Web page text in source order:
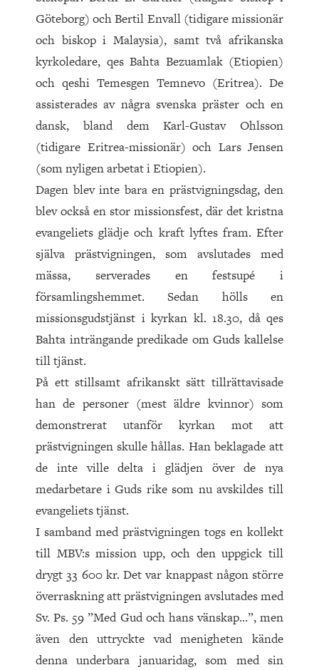
Göteborg) och Bertil Envall (tidigare missionär
och biskop i Malaysia), samt två afrikanska
kyrkoledare, qes Bahta Bezuamlak (Etiopien)
och qeshi Temesgen Temnevo (Eritrea). De
assisterades av några svenska präster och en
dansk, bland dem Karl-Gustav Ohlsson
(tidigare Eritrea-missionär) och Lars Jensen
(som nyligen arbetat i Etiopien).
Dagen blev inte bara en prästvigningsdag, den
blev också en stor missionsfest, där det kristna
evangeliets glädje och kraft lyftes fram. Efter
själva prästvigningen, som avslutades med
mässa, serverades en festsupé i
församlingshemmet. Sedan hölls en
missionsgudstjänst i kyrkan kl. 18.30, då qes
Bahta inträngande predikade om Guds kallelse
till tjänst.
På ett stillsamt afrikanskt sätt tillrättavisade
han de personer (mest äldre kvinnor) som
demonstrerat utanför kyrkan mot att
prästvigningen skulle hållas. Han beklagade att
de inte ville delta i glädjen över de nya
medarbetare i Guds rike som nu avskildes till
evangeliets tjänst.
I samband med prästvigningen togs en kollekt
till MBV:s mission upp, och den uppgick till
drygt 33 600 kr. Det var knappast någon större
överraskning att prästvigningen avslutades med
Sv. Ps. 59 ”Med Gud och hans vänskap…”, men
även den uttryckte vad menigheten kände
denna underbara januaridag, som med sin